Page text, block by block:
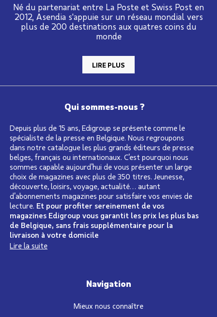
Né du partenariat entre La Poste et Swiss Post en
2012, Asendia s'appuie sur un réseau mondial vers
plus de 200 destinations aux quatres coins du
monde
LIRE PLUS
Qui sommes-nous ?
Depuis plus de 15 ans, Edigroup se présente comme le
spécialiste de la presse en Belgique. Nous regroupons
dans notre catalogue les plus grands éditeurs de presse
belges, français ou internationaux. C’est pourquoi nous
sommes capable aujourd’hui de vous présenter un large
choix de magazines avec plus de 350 titres. Jeunesse,
découverte, loisirs, voyage, actualité… autant
d’abonnements magazines pour satisfaire vos envies de
lecture. Et pour profiter sereinement de vos
magazines Edigroup vous garantit les prix les plus bas
de Belgique, sans frais supplémentaire pour la
livraison à votre domicile
Lire la suite
Navigation
Mieux nous connaître